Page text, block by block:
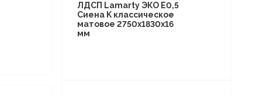
ЛДСП Lamarty ЭКО E0,5
Сиена K классическое
матовое 2750х1830х16
мм